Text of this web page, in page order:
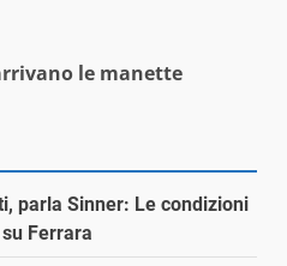
le manette
parla Sinner: Le condizioni
Ferrara